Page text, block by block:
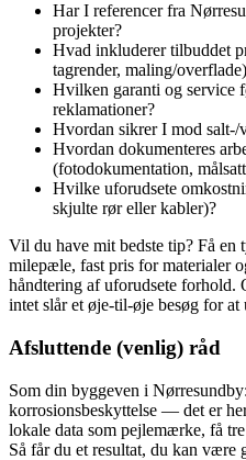
Har I referencer fra
projekter?
Hvad inkluderer tilbuddet
tagrender, maling/
Hvilken garanti og service
reklamationer?
Hvordan sikrer I mod salt‑/
Hvordan dokumenteres
(fotodokumentation,
Hvilke uforudsete
skjulte rør eller kabler)?
Vil du have mit bedste tip? Få
milepæle, fast pris for materialer
håndtering af uforudsete
intet slår et øje‑til‑øje besøg for at
Afsluttende (venlig) råd
Som din byggeven i
korrosionsbeskyttelse — det er
lokale data som pejlemærke, få
Så får du et resultat, du kan være